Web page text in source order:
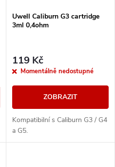
Uwell Caliburn G3 cartridge
3ml 0,4ohm
119 Kč
Momentálně nedostupné
ZOBRAZIT
Kompatibilní s Caliburn G3 / G4
a G5.